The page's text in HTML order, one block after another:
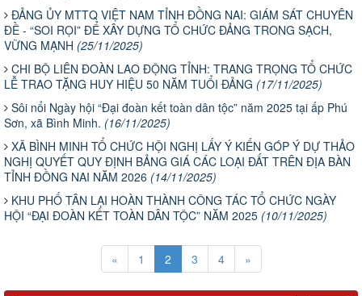
ĐẢNG ỦY MTTQ VIỆT NAM TỈNH ĐỒNG NAI: GIÁM SÁT CHUYÊN
ĐỀ - “SOI RỌI” ĐỂ XÂY DỰNG TỔ CHỨC ĐẢNG TRONG SẠCH,
VỮNG MẠNH (25/11/2025)
CHI BỘ LIÊN ĐOÀN LAO ĐỘNG TỈNH: TRANG TRỌNG TỔ CHỨC
LỄ TRAO TẶNG HUY HIỆU 50 NĂM TUỔI ĐẢNG (17/11/2025)
Sôi nổi Ngày hội “Đại đoàn kết toàn dân tộc” năm 2025 tại ấp Phú
Sơn, xã Bình Minh. (16/11/2025)
XÃ BÌNH MINH TỔ CHỨC HỘI NGHỊ LẤY Ý KIẾN GÓP Ý DỰ THẢO
NGHỊ QUYẾT QUY ĐỊNH BẢNG GIÁ CÁC LOẠI ĐẤT TRÊN ĐỊA BÀN
TỈNH ĐỒNG NAI NĂM 2026 (14/11/2025)
KHU PHỐ TÂN LẠI HOÀN THÀNH CÔNG TÁC TỔ CHỨC NGÀY
HỘI “ĐẠI ĐOÀN KẾT TOÀN DÂN TỘC” NĂM 2025 (10/11/2025)
« 1 2 3 4 »